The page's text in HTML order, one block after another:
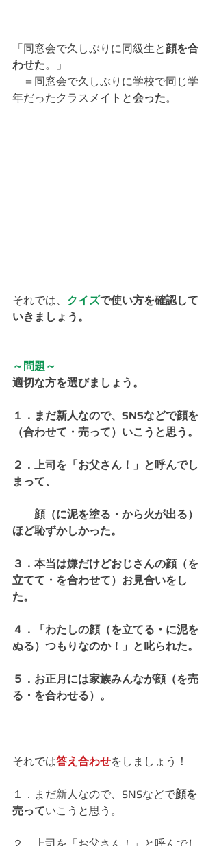
「同窓会で久しぶりに同級生と 顔を合
わせた。」
＝同窓会で久しぶりに学校で同じ学
年だったクラスメイトと会った。
それでは、 クイズで使い方を確認して
いきましょう。
～問題～
適切な方を選びましょう。
１．まだ新人なので、SNSなどで顔を
（合わせて・売って）いこうと思う。
２．上司を「お父さん！」と呼んでし
まって、
顔（に泥を塗る・から火が出る）
ほど恥ずかしかった。
３．本当は嫌だけどおじさんの顔（を
立てて・を合わせて）お見合いをし
た。
４．「わたしの顔（を立てる・に泥を
ぬる）つもりなのか！」と叱られた。
５．お正月には家族みんなが顔（を売
る・を合わせる）。
それでは答え合わせをしましょう！
１．まだ新人なので、SNSなどで顔を
売っていこうと思う。